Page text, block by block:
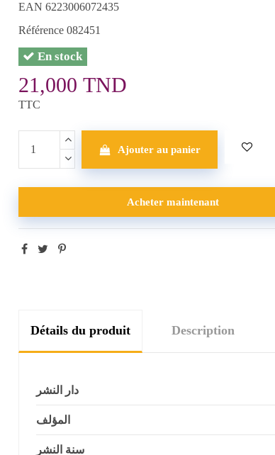
EAN 6223006072435
Référence 082451
En stock
21,000 TND
TTC
Ajouter au panier
Acheter maintenant
Détails du produit Description
دار النشر
المؤلف
سنة النشر